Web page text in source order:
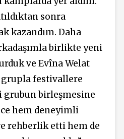
sonra
kazandım. Daha
birlikte yeni
ve Evîna Welat
grupla festivallere
grubun birleşmesine
hem deneyimli
rehberlik etti hem de